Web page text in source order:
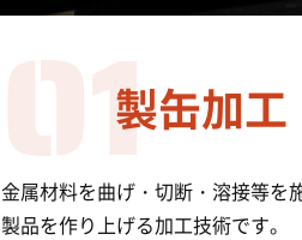
01
製缶加工
金属材料を曲げ・切断・溶接等を
製品を作り上げる加工技術です。